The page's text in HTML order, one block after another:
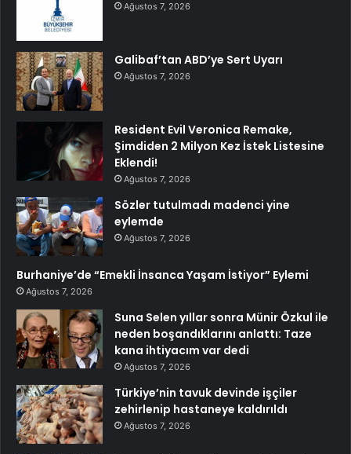
Ağustos 7, 2026
Galibaf’tan ABD’ye Sert Uyarı
Ağustos 7, 2026
Resident Evil Veronica Remake,
Şimdiden 2 Milyon Kez İstek Listesine
Eklendi!
Ağustos 7, 2026
Sözler tutulmadı madenci yine
eylemde
Ağustos 7, 2026
Burhaniye’de “Emekli İnsanca Yaşam İstiyor” Eylemi
Ağustos 7, 2026
Suna Selen yıllar sonra Münir Özkul ile
neden boşandıklarını anlattı: Taze
kana ihtiyacım var dedi
Ağustos 7, 2026
Türkiye’nin tavuk devinde işçiler
zehirlenip hastaneye kaldırıldı
Ağustos 7, 2026